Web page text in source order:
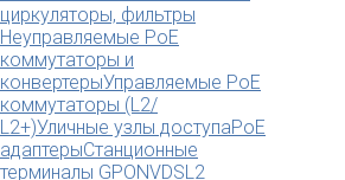
циркуляторы, фильтры
Неуправляемые PoE
коммутаторы и
конвертерыУправляемые PoE
коммутаторы (L2/
L2+)Уличные узлы доступаPoE
адаптерыСтанционные
терминалы GPONVDSL2